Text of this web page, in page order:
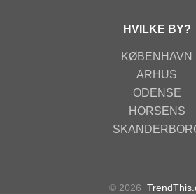
HVILKE BY?
KØBENHAVN
ARHUS
ODENSE
HORSENS
© 2026